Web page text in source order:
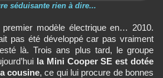
séduisante rien à dire...
modèle électrique en… 2010.
pas été développé car pas vraiment
là. Trois ans plus tard, le groupe
la Mini Cooper SE est dotée
cousine, ce qui lui procure de bonnes